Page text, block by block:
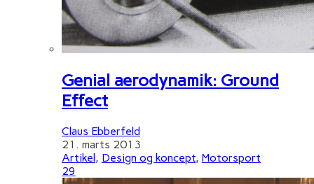
Genial aerodynamik: Ground
Effect
Claus Ebberfeld
21. marts 2013
Artikel, Design og koncept, Motorsport
29